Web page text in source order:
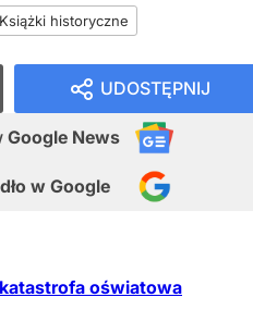
Książki historyczne
UDOSTĘPNIJ
Google News
w Google
oświatowa